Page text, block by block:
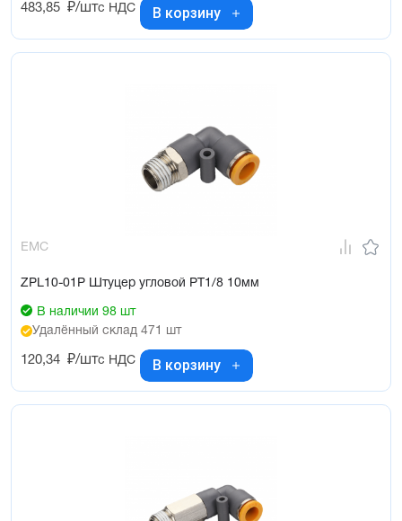
483,85 ₽/штс НДС В корзину
EMC
ZPL10-01P Штуцер угловой PT1/8 10мм
В наличии 98 шт
Удалённый склад 471 шт
120,34 ₽/штс НДС В корзину